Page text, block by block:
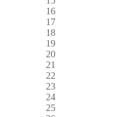
16
17
18
19
20
21
22
23
24
25